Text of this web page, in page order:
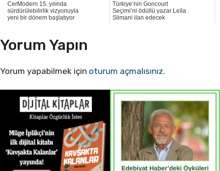
CerModern 15. yılında
sürdürülebilirlik vizyonuyla
yeni bir dönem başlatıyor
Türkiye’nin Goncourt
Seçimi’ni ödüllü yazar Leïla
Slimani ilan edecek
Yorum Yapın
Yorum yapabilmek için oturum açmalısınız.